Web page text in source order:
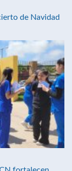
de Navidad